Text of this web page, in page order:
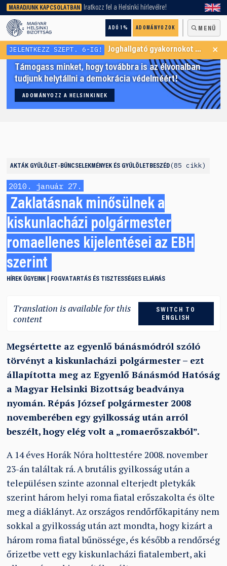
MARADJUNK KAPCSOLATBAN Iratkozz fel a Helsinki hírlevélre!
ADÓ 1% ADOMÁNYOZOK MENÜ
keresőnket!
JELENTKEZZ SZEPT. 6-IG! Joghallgató gyakornokot keresünk Menekültügyi Programunkba ×
Támogass minket, hogy továbbra is az élvonalban
tudjunk helytállni a demokrácia védelméért!
ADOMÁNYOZZ A HELSINKINEK
AKTÁK GYŰLÖLET-BŰNCSELEKMÉNYEK ÉS GYŰLÖLETBESZÉD 85 cikk
2010. január 27.
Zaklatásnak minősülnek a
kiskunlacházi polgármester
romaellenes kijelentései az EBH
szerint
HÍREK ÜGYEINK FOGVATARTÁS ÉS TISZTESSÉGES ELJÁRÁS
Translation is available for this
content
SWITCH TO
ENGLISH
Megsértette az egyenlő bánásmódról szóló
törvényt a kiskunlacházi polgármester – ezt
állapította meg az Egyenlő Bánásmód Hatóság
a Magyar Helsinki Bizottság beadványa
nyomán. Répás József polgármester 2008
novemberében egy gyilkosság után arról
beszélt, hogy elég volt a „romaerőszakból”.
A 14 éves Horák Nóra holttestére 2008. november
23-án találtak rá. A brutális gyilkosság után a
településen szinte azonnal elterjedt pletykák
szerint három helyi roma fiatal erőszakolta és ölte
meg a diáklányt. Az országos rendőrfőkapitány nem
sokkal a gyilkosság után azt mondta, hogy kizárt a
három roma fiatal bűnössége, és később a rendőrség
őrizetbe vett egy kiskunlacházi fiatalembert, aki